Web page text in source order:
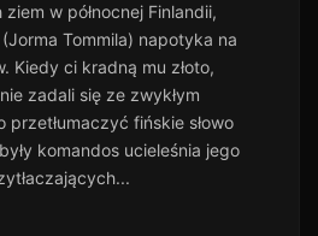
w północnej Finlandii,
Tommila) napotyka na
Kiedy ci kradną mu złoto,
zadali się ze zwykłym
fińskie słowo
komandos ucieleśnia jego